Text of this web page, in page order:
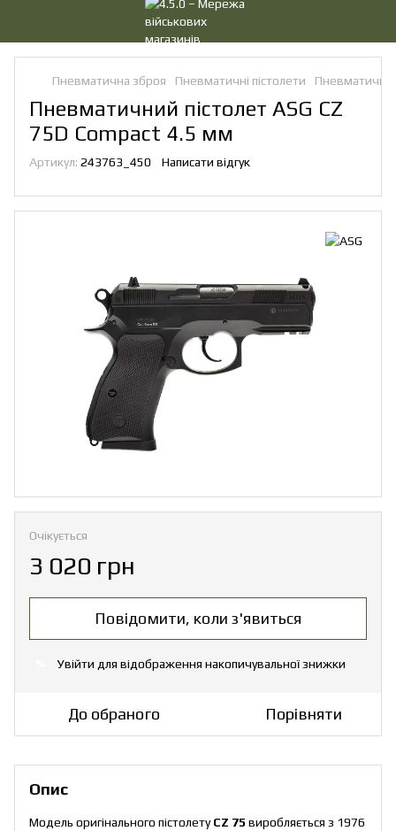
Пневматична зброя Пневматичні пістолети Пневматичні
Пневматичний пістолет ASG CZ
75D Compact 4.5 мм
Артикул: 243763_450 Написати відгук
Очікується
3 020 грн
Повідомити, коли з'явиться
Увійти для відображення накопичувальної знижки
До обраного Порівняти
Опис
Модель оригінального пістолетуCZ 75 виробляється з 1976